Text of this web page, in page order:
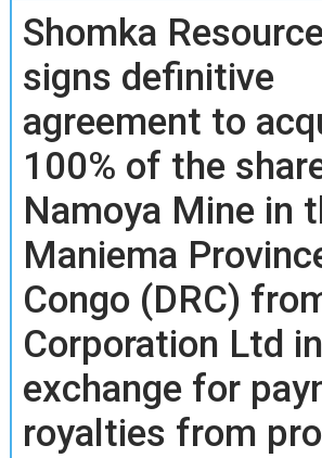
B
o
g
Shomka
signs definitive
agreement to
100% of the
Namoya Mine in
Maniema
Congo (DRC)
Corporation Ltd in
exchange for
royalties from